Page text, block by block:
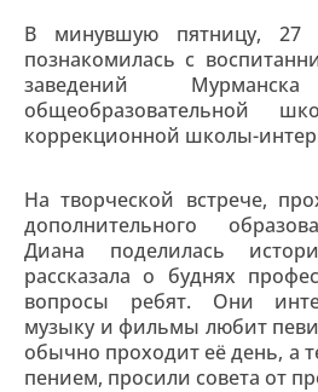
В минувшую пятницу, 27
познакомилась с
заведений
коррекционной школы-
На творческой встрече,
дополнительного
Диана поделилась
рассказала о буднях
вопросы ребят. Они
музыку и фильмы любит
обычно проходит её день, а
пением, просили совета от